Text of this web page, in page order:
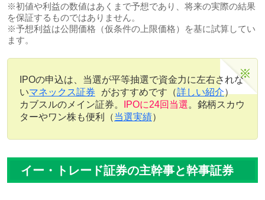
※初値や利益の数値はあくまで予想であり、将来の実際の結果
を保証するものではありません。
※予想利益は公開価格（仮条件の上限価格）を基に試算してい
ます。
IPOの申込は、当選が平等抽選で資金力に左右されな
いマネックス証券 がおすすめです（詳しい紹介）
カブスルのメイン証券。
IPOに24回当選。銘柄スカウ
ターやワン株も便利（当選実績）
イー・トレード証券の主幹事と幹事証券